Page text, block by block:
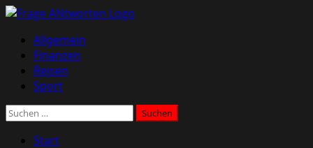
Zum
springen
Primäres
Menü
Allgemein
Finanzen
Reisen
Sport
Suchen
Start